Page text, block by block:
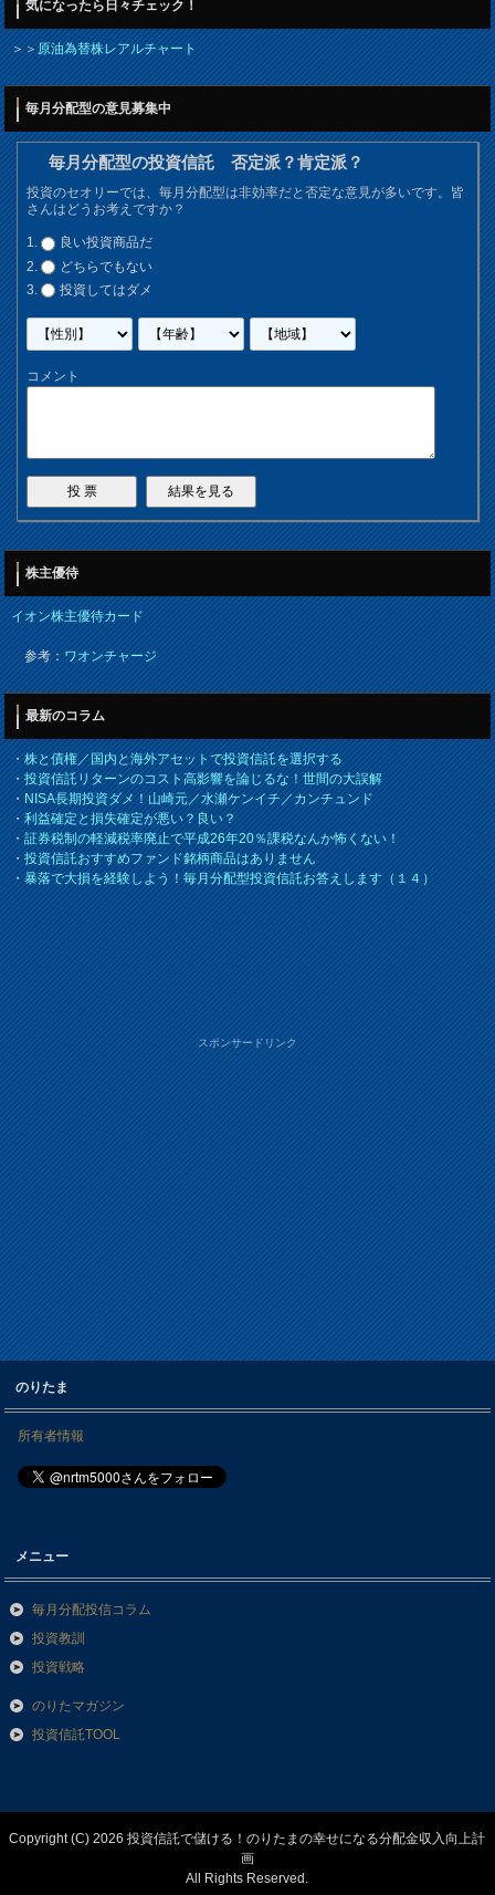
気になったら日々チェック！
＞＞原油為替株レアルチャート
毎月分配型の意見募集中
毎月分配型の投資信託 否定派？肯定派？
投資のセオリーでは、毎月分配型は非効率だと否定な意見が多いです。皆
さんはどうお考えですか？
良い投資商品だ
どちらでもない
投資してはダメ
コメント
株主優待
イオン株主優待カード
参考：ワオンチャージ
最新のコラム
・株と債権／国内と海外アセットで投資信託を選択する
・投資信託リターンのコスト高影響を論じるな！世間の大誤解
・NISA長期投資ダメ！山崎元／水瀬ケンイチ／カンチュンド
・利益確定と損失確定が悪い？良い？
・証券税制の軽減税率廃止で平成26年20％課税なんか怖くない！
・投資信託おすすめファンド銘柄商品はありません
・暴落で大損を経験しよう！毎月分配型投資信託お答えします（１４）
スポンサードリンク
のりたま
所有者情報
メニュー
毎月分配投信コラム
投資教訓
投資戦略
のりたマガジン
投資信託TOOL
Copyright (C) 2026 投資信託で儲ける！のりたまの幸せになる分配金収入向上計
画
All Rights Reserved.